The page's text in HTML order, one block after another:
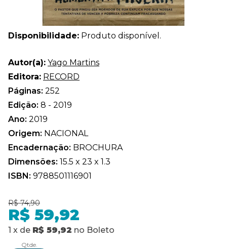
Disponibilidade: Produto disponível.
Autor(a): Yago Martins
Editora: RECORD
Páginas: 252
Edição: 8 - 2019
Ano: 2019
Origem: NACIONAL
Encadernação: BROCHURA
Dimensões: 15.5 x 23 x 1.3
ISBN: 9788501116901
R$ 74,90
R$ 59,92
1 x de R$ 59,92 no Boleto
Qtde.